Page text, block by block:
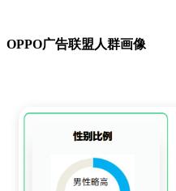
OPPO广告联盟人群画像